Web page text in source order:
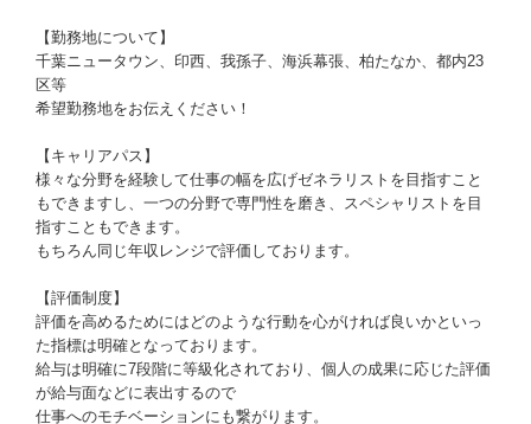
【勤務地について】
千葉ニュータウン、印西、我孫子、海浜幕張、柏たなか、都内23
区等
希望勤務地をお伝えください！
【キャリアパス】
様々な分野を経験して仕事の幅を広げゼネラリストを目指すこと
もできますし、一つの分野で専門性を磨き、スペシャリストを目
指すこともできます。
もちろん同じ年収レンジで評価しております。
【評価制度】
評価を高めるためにはどのような行動を心がければ良いかといっ
た指標は明確となっております。
給与は明確に7段階に等級化されており、個人の成果に応じた評価
が給与面などに表出するので
仕事へのモチベーションにも繋がります。